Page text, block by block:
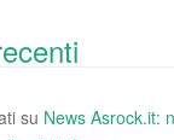
su News Asrock.it: